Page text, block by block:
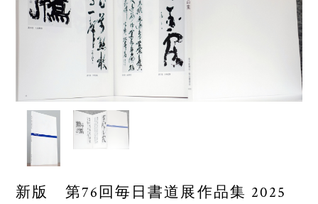
新版 第76回毎日書道展作品集 2025